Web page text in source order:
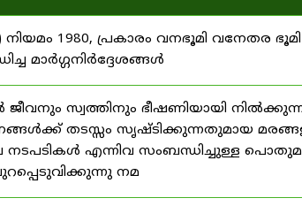
1980, പ്രകാരം വനഭൂമി വനേതര
മാർഗ്ഗനിർദ്ദേശങ്ങൾ
സ്വത്തിനും ഭീഷണിയായി
തടസ്സം സൃഷ്ടിക്കുന്നതുമായ
നടപടികൾ എന്നിവ സംബന്ധിച്ചുള്ള
നമ